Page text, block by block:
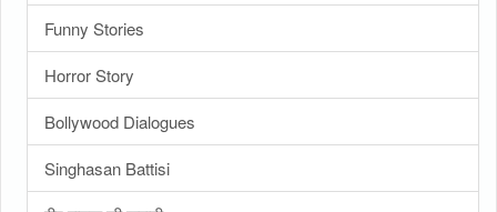
Funny Stories
Horror Story
Bollywood Dialogues
Singhasan Battisi